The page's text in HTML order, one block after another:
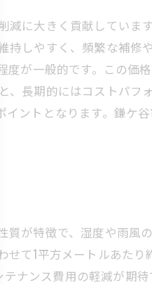
に大きく貢献していま
持しやすく、頻繁な補修
度が一般的です。この価
、長期的にはコストパフ
ントとなります。鎌ケ
が特徴で、湿度や雨風
て1平方メートルあたり
ナンス費用の軽減が期